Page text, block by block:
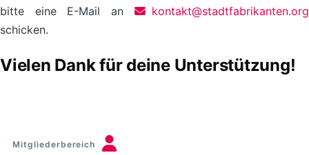
bitte eine E-Mail an
kontakt@stadtfabrikanten.org
schicken.
Vielen Dank für deine Unterstützung!
Mitgliederbereich